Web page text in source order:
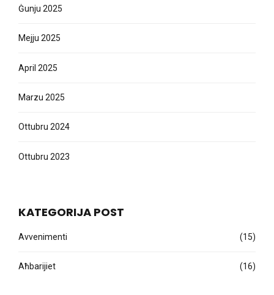
Ġunju 2025
Mejju 2025
April 2025
Marzu 2025
Ottubru 2024
Ottubru 2023
KATEGORIJA POST
Avvenimenti (15)
Aħbarijiet (16)